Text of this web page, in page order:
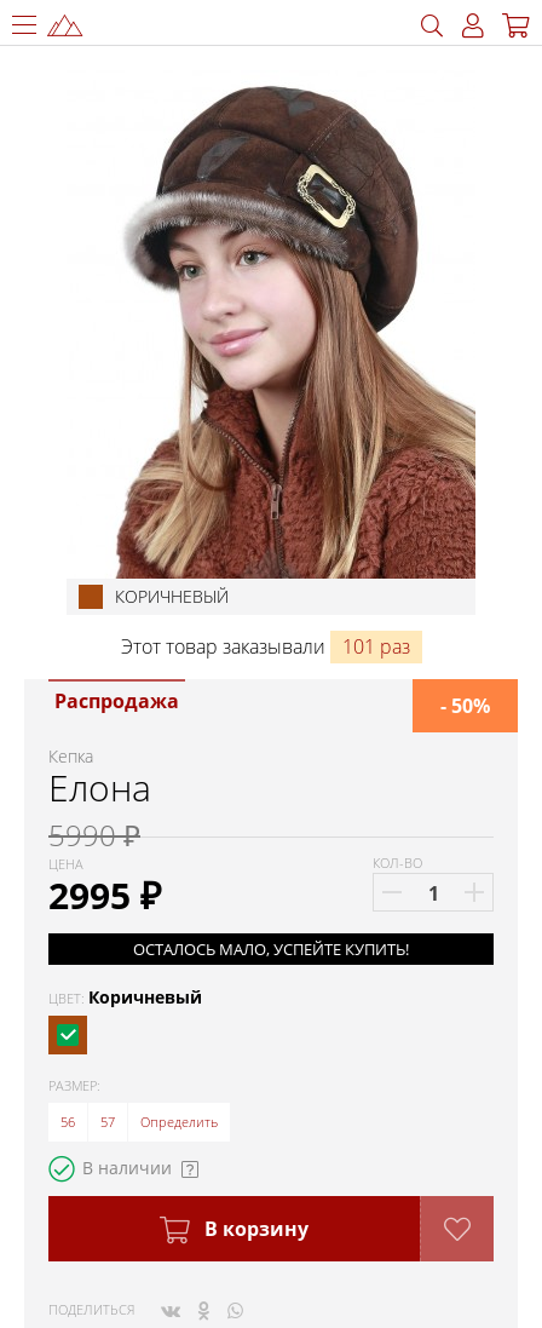
КОРИЧНЕВЫЙ
Этот товар заказывали 101 раз
Распродажа
Кепка
Елона
5990 ₽
ЦЕНА
2995 ₽
- 50%
КОЛ-ВО
ОСТАЛОСЬ МАЛО, УСПЕЙТЕ КУПИТЬ!
ЦВЕТ: Коричневый
РАЗМЕР:
56
57 Определить
В наличии
В корзину
ПОДЕЛИТЬСЯ